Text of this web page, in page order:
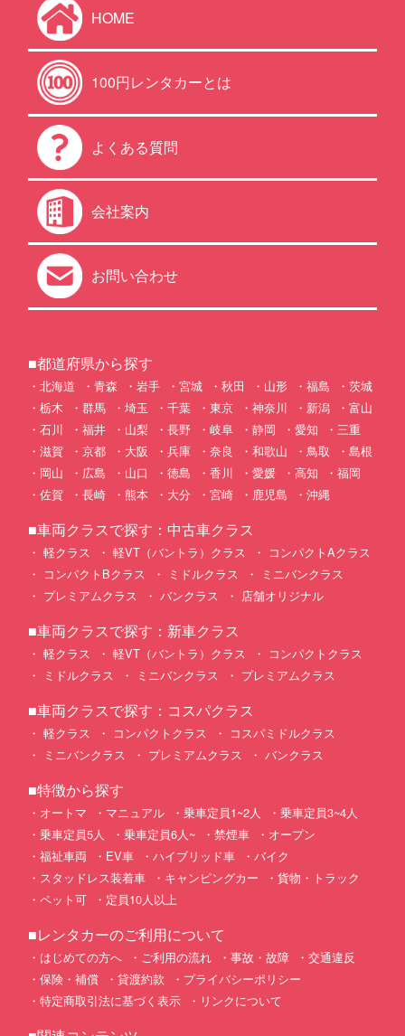
HOME
100円レンタカーとは
よくある質問
会社案内
お問い合わせ
■都道府県から探す
北海道 青森 岩手 宮城 秋田 山形 福島
茨城
栃木
群馬 埼玉 千葉 東京 神奈川 新潟
富山
石川
福井 山梨 長野 岐阜 静岡 愛知
三重
滋賀
京都 大阪 兵庫 奈良 和歌山 鳥取
島根
岡山
広島 山口 徳島 香川 愛媛 高知
福岡
佐賀
長崎 熊本 大分 宮崎 鹿児島 沖縄
■車両クラスで探す：中古車クラス
軽クラス 軽VT（バントラ）クラス
コンパクトAクラス
コンパクトBクラス
ミドルクラス
ミニバンクラス
プレミアムクラス
バンクラス 店舗オリジナル
■車両クラスで探す：新車クラス
軽クラス 軽VT（バントラ）クラス
コンパクトクラス
ミドルクラス
ミニバンクラス プレミアムクラス
■車両クラスで探す：コスパクラス
軽クラス コンパクトクラス
コスパミドルクラス
ミニバンクラス
プレミアムクラス バンクラス
■特徴から探す
オートマ マニュアル 乗車定員1~2人
乗車定員3~4人
乗車定員5人
乗車定員6人~ 禁煙車
オープン
福祉車両
EV車 ハイブリッド車
バイク
スタッドレス装着車
キャンピングカー
貨物・トラック
ペット可
定員10人以上
■レンタカーのご利用について
はじめての方へ ご利用の流れ 事故・故障
交通違反
保険・補償
貸渡約款
プライバシーポリシー
特定商取引法に基づく表示
リンクについて